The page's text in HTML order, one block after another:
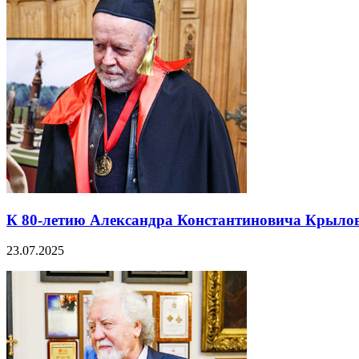
К 80-летию Александра Константиновича
23.07.2025